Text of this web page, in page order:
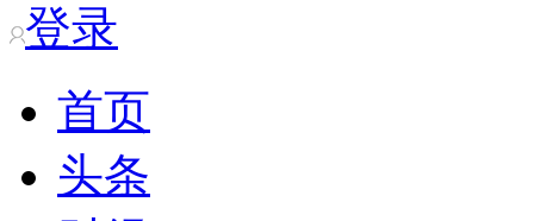
登录
首页
头条